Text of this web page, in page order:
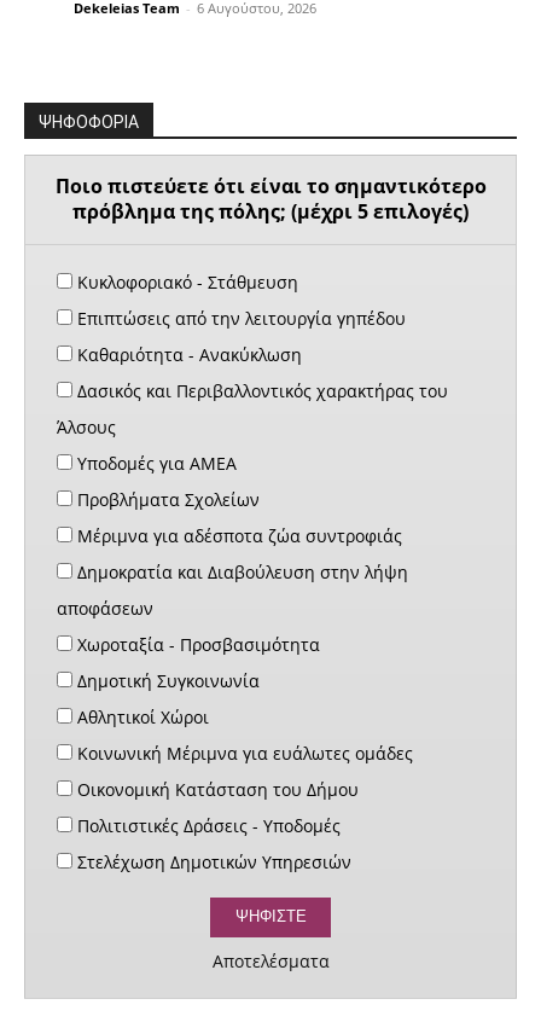
Dekeleias Team - 6 Αυγούστου, 2026
ΨΗΦΟΦΟΡΙΑ
Ποιο πιστεύετε ότι είναι το σημαντικότερο
πρόβλημα της πόλης; (μέχρι 5 επιλογές)
Κυκλοφοριακό - Στάθμευση
Επιπτώσεις από την λειτουργία γηπέδου
Καθαριότητα - Ανακύκλωση
Δασικός και Περιβαλλοντικός χαρακτήρας του
Άλσους
Υποδομές για ΑΜΕΑ
Προβλήματα Σχολείων
Μέριμνα για αδέσποτα ζώα συντροφιάς
Δημοκρατία και Διαβούλευση στην λήψη
αποφάσεων
Χωροταξία - Προσβασιμότητα
Δημοτική Συγκοινωνία
Αθλητικοί Χώροι
Κοινωνική Μέριμνα για ευάλωτες ομάδες
Οικονομική Κατάσταση του Δήμου
Πολιτιστικές Δράσεις - Υποδομές
Στελέχωση Δημοτικών Υπηρεσιών
Αποτελέσματα